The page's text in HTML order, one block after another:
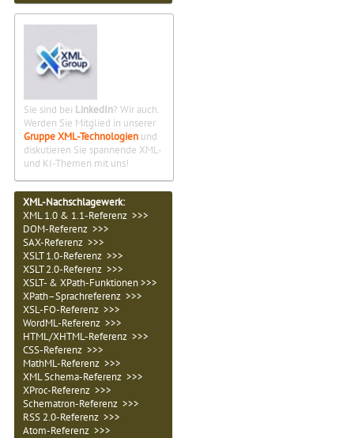
Sie sind bei LinkedIn? Wir auch.
Werden Sie Mitglied in unserer
Gruppe XML-Technologien und
diskutieren Sie spannende XML-
und KI-Themen mit uns!
XML-Nachschlagewerk:
XML 1.0 & 1.1-Referenz >>>
DOM-Referenz >>>
SAX-Referenz >>>
XSLT 1.0-Referenz >>>
XSLT 2.0-Referenz >>>
XSLT- & XPath-Funktionen >>>
XPath–Sprachreferenz >>>
XSL-FO-Referenz >>>
WordML-Referenz >>>
HTML/XHTML-Referenz >>>
CSS-Referenz >>>
MathML-Referenz >>>
XML Schema-Referenz >>>
XProc-Referenz >>>
Schematron-Referenz >>>
RSS 2.0-Referenz >>>
Atom-Referenz >>>